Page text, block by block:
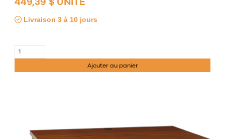
Livraison 3 à 10 jours
Ajouter au panier